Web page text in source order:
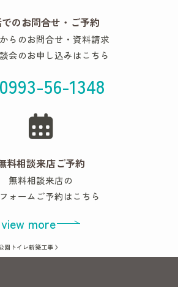
のお問合せ・ご予約
らのお問合せ・資料請求
会のお申し込みはこちら
0993-56-1348
料相談来店ご予約
無料相談来店の
ォームご予約はこちら
view more
園トイレ新築工事